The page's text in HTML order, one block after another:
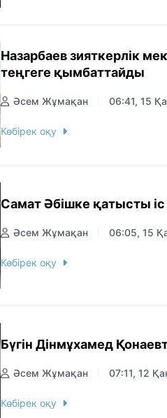
Назарбаев зияткерлік
теңгеге қымбаттайды
Әсем Жұмақан 06:41, 15
Көбірек оқу
Самат Әбішке қатысты іс
Әсем Жұмақан 06:05, 15
Көбірек оқу
Бүгін Дінмұхамед
Әсем Жұмақан 07:11, 12
Көбірек оқу